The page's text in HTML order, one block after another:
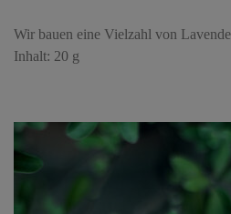
Wir bauen eine Vielzahl von
Inhalt: 20 g